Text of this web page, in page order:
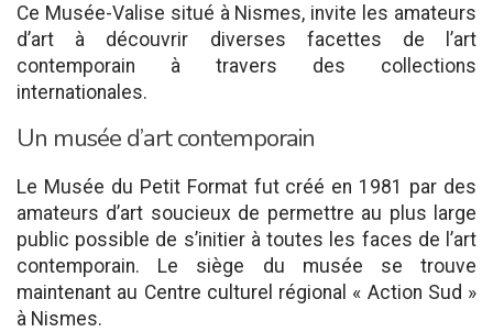
Ce Musée-Valise situé à Nismes, invite les amateurs
d’art à découvrir diverses facettes de l’art
contemporain à travers des collections
internationales.
Un musée d’art contemporain
Le Musée du Petit Format fut créé en 1981 par des
amateurs d’art soucieux de permettre au plus large
public possible de s’initier à toutes les faces de l’art
contemporain. Le siège du musée se trouve
maintenant au Centre culturel régional « Action Sud »
à Nismes.